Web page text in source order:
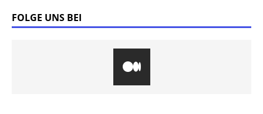
FOLGE UNS BEI